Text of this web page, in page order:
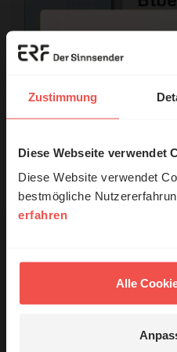
Zustimmung
Diese Webseite verwendet
Diese Website verwendet
bestmögliche
erfahren
Alle
des ERF.
Ihr
© Ruth Schneider / ERF